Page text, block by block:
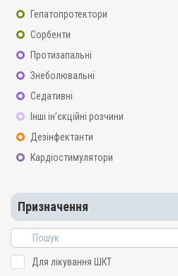
Гепатопротектори
Сорбенти
Протизапальні
Знеболювальні
Седативні
Інші ін’єкційні розчини
Дезінфектанти
Кардіостимулятори
Призначення
Для лікування ШКТ